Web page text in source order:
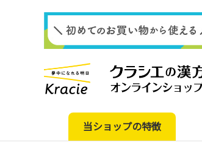
当ショップの特徴